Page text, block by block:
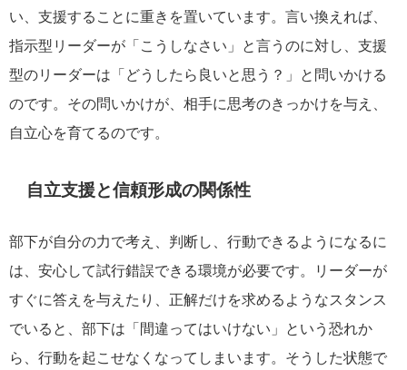
い、支援することに重きを置いています。言い換えれば、
指示型リーダーが「こうしなさい」と言うのに対し、支援
型のリーダーは「どうしたら良いと思う？」と問いかける
のです。その問いかけが、相手に思考のきっかけを与え、
自立心を育てるのです。
自立支援と信頼形成の関係性
部下が自分の力で考え、判断し、行動できるようになるに
は、安心して試行錯誤できる環境が必要です。リーダーが
すぐに答えを与えたり、正解だけを求めるようなスタンス
でいると、部下は「間違ってはいけない」という恐れか
ら、行動を起こせなくなってしまいます。そうした状態で